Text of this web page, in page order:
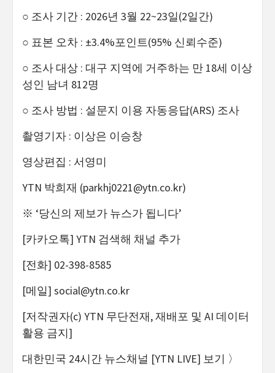
○ 조사 기간 : 2026년 3월 22~23일(2일간)
○ 표본 오차 : ±3.4%포인트(95% 신뢰수준)
○ 조사 대상 : 대구 지역에 거주하는 만 18세 이상
성인 남녀 812명
○ 조사 방법 : 설문지 이용 자동응답(ARS) 조사
촬영기자 : 이상은 이승창
영상편집 : 서영미
YTN 박희재 (parkhj0221@ytn.co.kr)
※ ‘당신의 제보가 뉴스가 됩니다’
[카카오톡] YTN 검색해 채널 추가
[전화] 02-398-8585
[메일] social@ytn.co.kr
[저작권자(c) YTN 무단전재, 재배포 및 AI 데이터
활용 금지]
대한민국 24시간 뉴스채널 [YTN LIVE] 보기 〉